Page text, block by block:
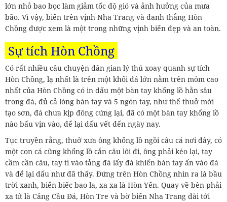
lớn nhỏ bao bọc làm giảm tốc độ gió và ảnh hưởng của mưa
bão. Vì vậy, biển trên vịnh Nha Trang và danh thắng Hòn
Chồng được xem là một trong những vịnh biển đẹp và an toàn.
Sự tích Hòn Chồng
Có rất nhiều câu chuyện dân gian lý thú xoay quanh sự tích
Hòn Chồng, lạ nhất là trên một khối đá lớn nằm trên mỏm cao
nhất của Hòn Chồng có in dấu một bàn tay khổng lồ hằn sâu
trong đá, đủ cả lòng bàn tay và 5 ngón tay, như thể thuở mới
tạo sơn, đá chưa kịp đông cứng lại, đã có một bàn tay khổng lồ
nào bấu vịn vào, để lại dấu vết đến ngày nay.
Tục truyền rằng, thuở xưa ông khổng lồ ngồi câu cá nơi đây, có
một con cá cũng khổng lồ cắn câu lôi đi, ông phải kéo lại, tay
cầm cần câu, tay tì vào tảng đá lấy đà khiến bàn tay ấn vào đá
và để lại dấu như đã thấy. Đứng trên Hòn Chồng nhìn ra là bầu
trời xanh, biển biếc bao la, xa xa là Hòn Yến. Quay về bên phải
xa tít là Cảng Cầu Đá, Hòn Tre và bờ biển Nha Trang dài tới